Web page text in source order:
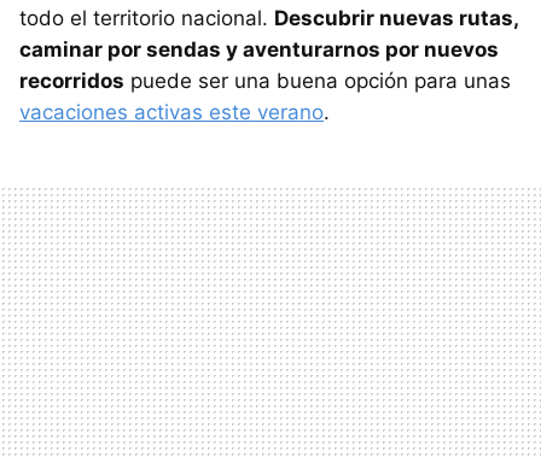
todo el territorio nacional. Descubrir nuevas rutas,
caminar por sendas y aventurarnos por nuevos
recorridos puede ser una buena opción para unas
vacaciones activas este verano.